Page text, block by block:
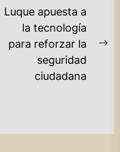
Luque apuesta a
la tecnología
para reforzar la
seguridad
ciudadana